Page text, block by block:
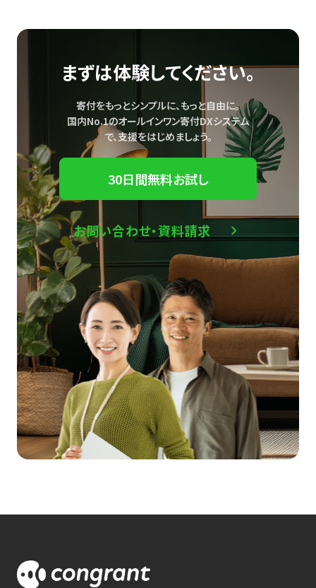
まずは体験してください。
寄付をもっとシンプルに、もっと自由に。
国内No.1のオールインワン寄付DXシステム
で、支援をはじめましょう。
30日間無料お試し
お問い合わせ・資料請求